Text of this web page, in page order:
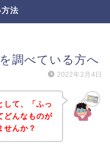
法
調べている方へ
2022年2月4日
して、「ふっ
どんなものが
せんか？